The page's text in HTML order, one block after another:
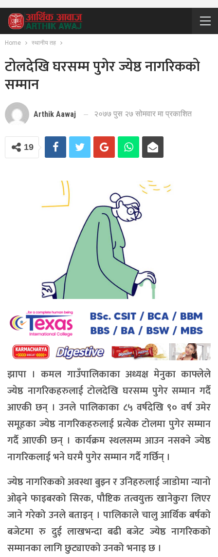
Home स्थानीय तह
टोलदेखि घरसम्म पुगेर ज्येष्ठ नागरिकको
सम्मान
Arthik Aawaj २०७७ पुस २७ सोमवार मा प्रकाशित
19
झापा । कमल गाउँपालिकाका अध्यक्ष मेनुका काफ्लेले
ज्येष्ठ नागरिकहरुलाई टोलदेखि घरसम्म पुगेर सम्मान गर्दै
आएकी छन् । उनले पालिकाका ८५ वर्षदेखि ९० वर्ष उमेर
समूहका ज्येष्ठ नागरिकहरुलाई प्रत्येक टोलमा पुगेर सम्मान
गर्दै आएकी छन् । कार्यक्रम स्थलसम्म आउन नसक्ने ज्येष्ठ
नागरिकलाई भने घरमै पुगेर सम्मान गर्दै गर्छिन् ।
ज्येष्ठ नागरिकको अवस्था बुझ्न र उनिहरुलाई जाडोमा न्यानो
ओढ्ने फाइबरको सिरक, पौष्टिक तत्वयुक्त खानेकुरा लिएर
जाने गरेको उनले बताइन् । पालिकाले चालु आर्थिक बर्षको
बजेटमा रु दुई लाखभन्दा बढी बजेट ज्येष्ठ नागरिकको
सम्मानका लागि छुट्याएको उनको भनाइ छ ।